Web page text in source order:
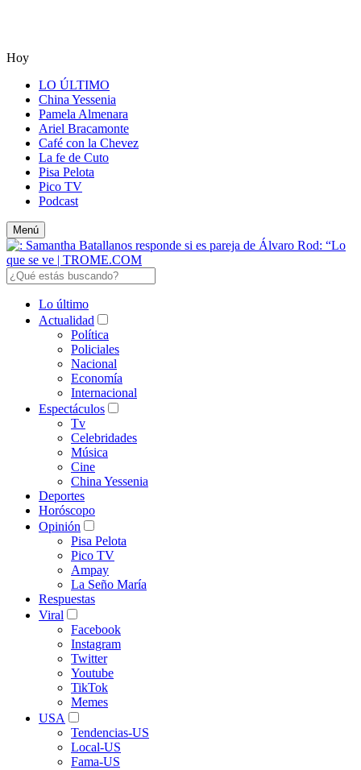
Hoy
LO ÚLTIMO
China Yessenia
Pamela Almenara
Ariel Bracamonte
Café con la Chevez
La fe de Cuto
Pisa Pelota
Pico TV
Podcast
Menú
Lo último
Actualidad
Política
Policiales
Nacional
Economía
Internacional
Espectáculos
Tv
Celebridades
Música
Cine
China Yessenia
Deportes
Horóscopo
Opinión
Pisa Pelota
Pico TV
Ampay
La Seño María
Respuestas
Viral
Facebook
Instagram
Twitter
Youtube
TikTok
Memes
USA
Tendencias-US
Local-US
Fama-US